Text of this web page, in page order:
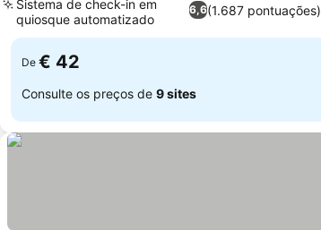
6,6(1.687 pontuações)
Sistema de check-in em
quiosque automatizado
De € 42
Consulte os preços de 9 sites